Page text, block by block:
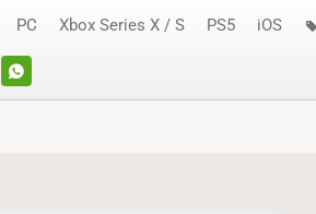
WHATSAPP
PC Xbox Series X / S PS5 iOS